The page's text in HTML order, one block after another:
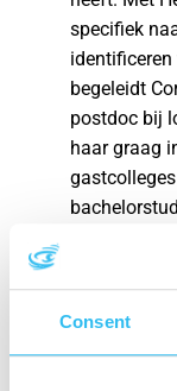
Consent
specifiek
begeleidt
postdoc bij
haar graag
Marja
van elkaar
een betere